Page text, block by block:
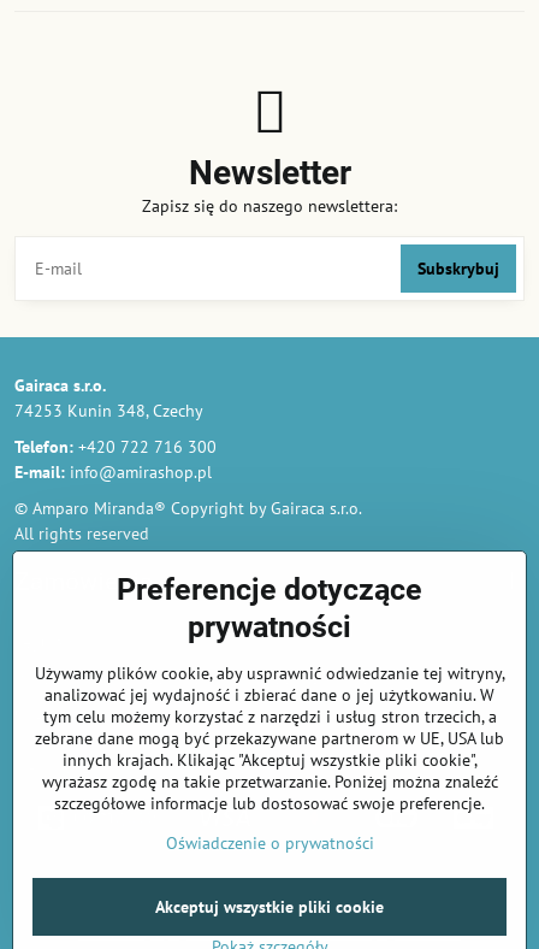
Newsletter
Zapisz się do naszego newslettera:
Subskrybuj
Gairaca s.r.o.
74253 Kunin 348, Czechy
Telefon: +420 722 716 300
E-mail: info@amirashop.pl
© Amparo Miranda® Copyright by Gairaca s.r.o.
All rights reserved
Zamówienia
Polityka prywatności i ochrony danych osobowych
Odstąp od umowy tutaj
Informacje o płatnościach kartą
©2026Prawa autorskie
Preferencje prywatnościOświadczenie o prywatności
Preferencje dotyczące
prywatności
Używamy plików cookie, aby usprawnić odwiedzanie tej witryny,
analizować jej wydajność i zbierać dane o jej użytkowaniu. W
tym celu możemy korzystać z narzędzi i usług stron trzecich, a
zebrane dane mogą być przekazywane partnerom w UE, USA lub
innych krajach. Klikając "Akceptuj wszystkie pliki cookie",
wyrażasz zgodę na takie przetwarzanie. Poniżej można znaleźć
szczegółowe informacje lub dostosować swoje preferencje.
Oświadczenie o prywatności
Akceptuj wszystkie pliki cookie